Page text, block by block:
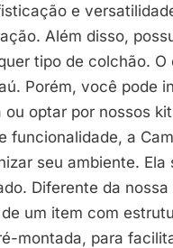
e
Além disso,
tipo de colchão.
Porém, você pode
optar por nossos
funcionalidade, a
seu ambiente. Ela
Diferente da
um item com
montada, para